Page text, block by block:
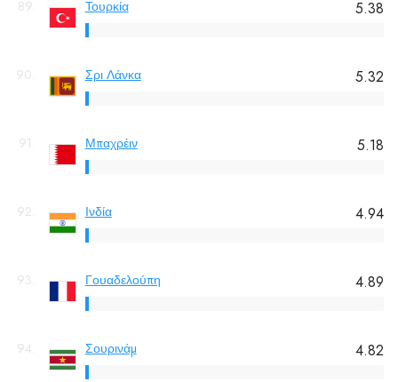
89. Τουρκία 5.38
90. Σρι Λάνκα 5.32
91. Μπαχρέιν 5.18
92. Ινδία 4.94
93. Γουαδελούπη 4.89
94. Σουρινάμ 4.82